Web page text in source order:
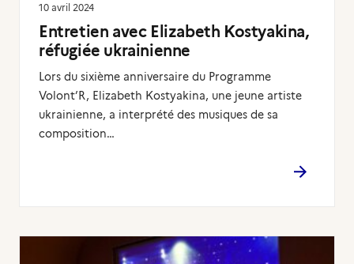
10 avril 2024
Entretien avec Elizabeth Kostyakina,
réfugiée ukrainienne
Lors du sixième anniversaire du Programme
Volont’R, Elizabeth Kostyakina, une jeune artiste
ukrainienne, a interprété des musiques de sa
composition…